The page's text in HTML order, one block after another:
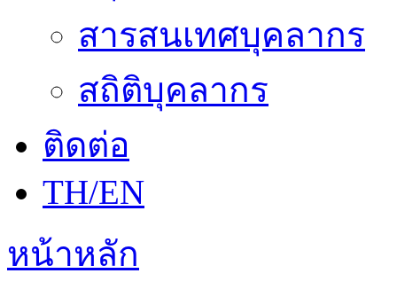
สารสนเทศบุคลากร
สถิติบุคลากร
ติดต่อ
TH/EN
หน้าหลัก